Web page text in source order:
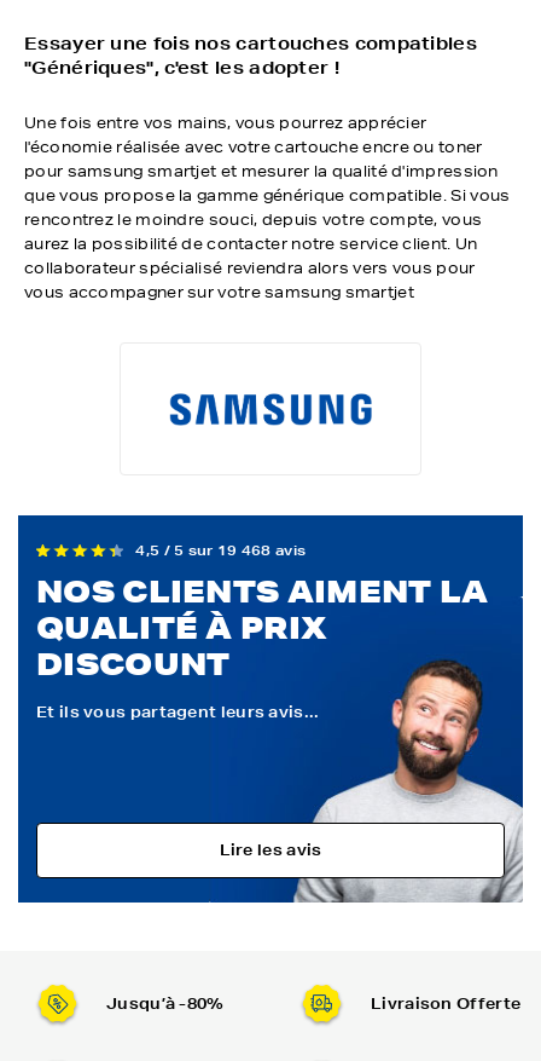
Essayer une fois nos cartouches compatibles
"Génériques", c'est les adopter !
Une fois entre vos mains, vous pourrez apprécier
l'économie réalisée avec votre cartouche encre ou toner
pour samsung smartjet et mesurer la qualité d'impression
que vous propose la gamme générique compatible. Si vous
rencontrez le moindre souci, depuis votre compte, vous
aurez la possibilité de contacter notre service client. Un
collaborateur spécialisé reviendra alors vers vous pour
vous accompagner sur votre samsung smartjet
4,5 / 5 sur 19 468 avis
NOS CLIENTS AIMENT LA
QUALITÉ À PRIX
DISCOUNT
Et ils vous partagent leurs avis...
Lire les avis
Jusqu’à -80% Livraison Offerte